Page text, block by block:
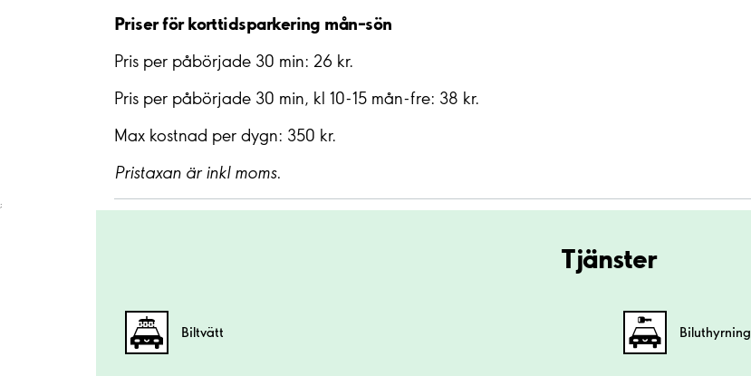
Priser för korttidsparkering mån–sön
Pris per påbörjade 30 min: 26 kr.
Pris per påbörjade 30 min, kl 10-15 mån-fre: 38 kr.
Max kostnad per dygn: 350 kr.
Pristaxan är inkl moms.
;
Tjänster
Biltvätt Biluthyrning